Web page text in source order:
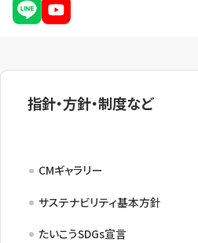
指針・方針・制度など
CMギャラリー
サステナビリティ基本方針
たいこうSDGs宣言